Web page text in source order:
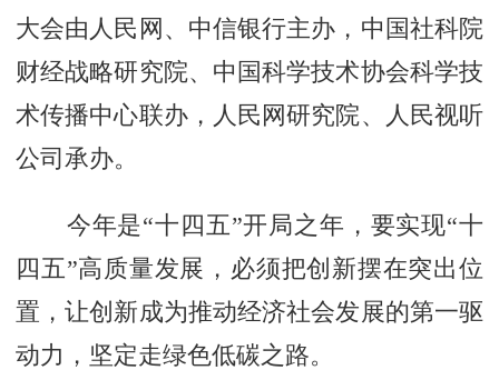
大会由人民网、中信银行主办，中国社科院
财经战略研究院、中国科学技术协会科学技
术传播中心联办，人民网研究院、人民视听
公司承办。
今年是“十四五”开局之年，要实现“十
四五”高质量发展，必须把创新摆在突出位
置，让创新成为推动经济社会发展的第一驱
动力，坚定走绿色低碳之路。